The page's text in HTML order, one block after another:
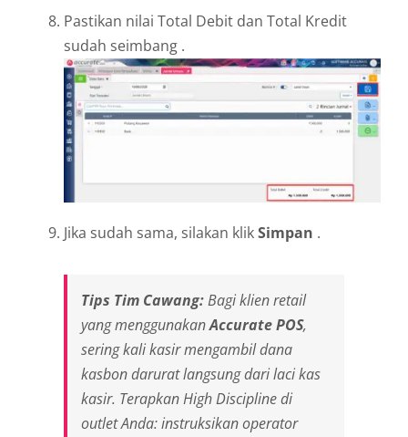
Pastikan nilai Total Debit dan Total Kredit
sudah seimbang .
Jika sudah sama, silakan klikSimpan .
Tips Tim Cawang:Bagi klien retail
yang menggunakanAccurate POS,
sering kali kasir mengambil dana
kasbon darurat langsung dari laci kas
kasir. TerapkanHigh Disciplinedi
outletAnda: instruksikan operator